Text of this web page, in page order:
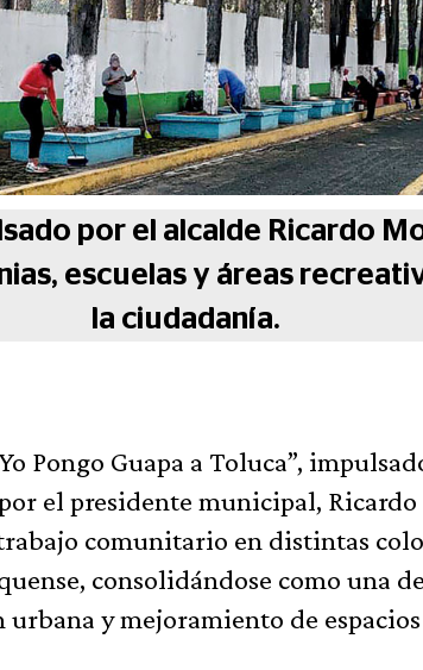
por el alcalde Ricardo
escuelas y áreas
la ciudadanía.
Pongo Guapa a Toluca”,
el presidente municipal, Ricardo
comunitario en distintas
consolidándose como una
urbana y mejoramiento de